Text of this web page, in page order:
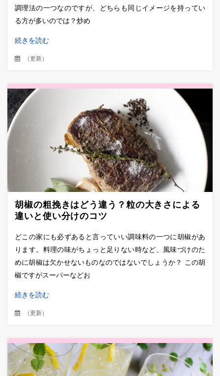
調理法の一つなのですが、どちらも同じイメージを持ってい
る方が多いのでは？炒め
続きを読む
（更新）
胡椒の粗挽きはどう違う？粒の大きさによる
違いと使い分けのコツ
どこの家にも必ずあると言っていい調味料の一つに胡椒があ
ります。料理の味がちょっと足りない時など、風味づけのた
めに胡椒は欠かせないものなのではないでしょうか？ この胡
椒ですがスーパーなどお
続きを読む
（更新）